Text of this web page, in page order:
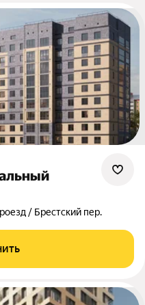
/ Брестский пер.